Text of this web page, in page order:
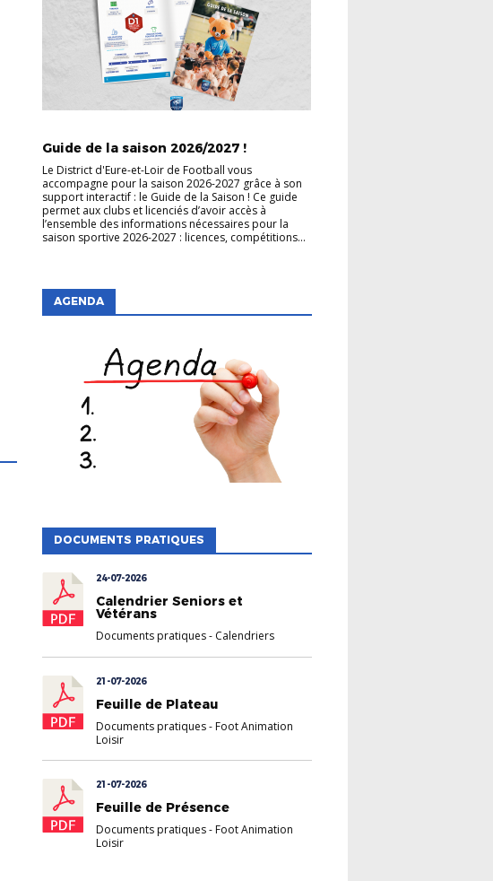
Guide de la saison 2026/2027 !
Le District d'Eure-et-Loir de Football vous
accompagne pour la saison 2026-2027 grâce à son
support interactif : le Guide de la Saison ! Ce guide
permet aux clubs et licenciés d’avoir accès à
l’ensemble des informations nécessaires pour la
saison sportive 2026-2027 : licences, compétitions...
AGENDA
DOCUMENTS PRATIQUES
24-07-2026
Calendrier Seniors et
Vétérans
Documents pratiques- Calendriers
21-07-2026
Feuille de Plateau
Documents pratiques- Foot Animation
Loisir
21-07-2026
Feuille de Présence
Documents pratiques- Foot Animation
Loisir